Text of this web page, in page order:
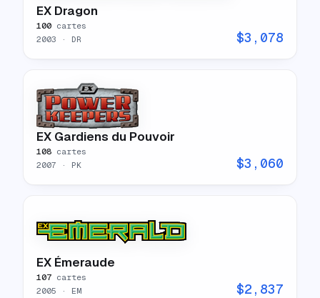
EX Dragon
100 cartes
2003 · DR $3,078
EX Gardiens du Pouvoir
108 cartes
2007 · PK $3,060
EX Émeraude
107 cartes
2005 · EM $2,837